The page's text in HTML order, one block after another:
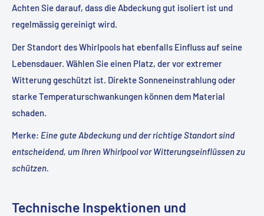
Achten Sie darauf, dass die Abdeckung gut isoliert ist und
regelmässig gereinigt wird.
Der Standort des Whirlpools hat ebenfalls Einfluss auf seine
Lebensdauer. Wählen Sie einen Platz, der vor extremer
Witterung geschützt ist. Direkte Sonneneinstrahlung oder
starke Temperaturschwankungen können dem Material
schaden.
Merke: Eine gute Abdeckung und der richtige Standort sind
entscheidend, um Ihren Whirlpool vor Witterungseinflüssen zu
schützen.
Technische Inspektionen und